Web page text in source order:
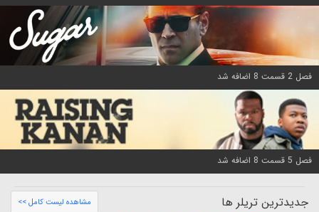
فصل 2 قسمت 8 اضافه شد
فصل 5 قسمت 8 اضافه شد
جدیدترین تریلر ها مشاهده لیست کامل >>